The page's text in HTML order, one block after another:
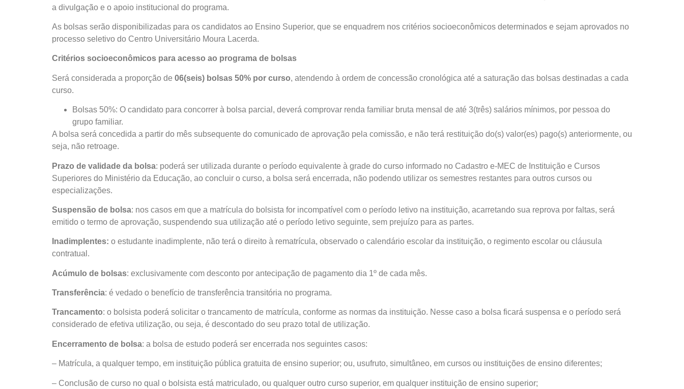
a divulgação e o apoio institucional do programa.
As bolsas serão disponibilizadas para os candidatos ao Ensino Superior, que se enquadrem nos critérios socioeconômicos determinados e sejam aprovados no
processo seletivo do Centro Universitário Moura Lacerda.
Critérios socioeconômicos para acesso ao programa de bolsas
Será considerada a proporção de 06(seis) bolsas 50% por curso, atendendo à ordem de concessão cronológica até a saturação das bolsas destinadas a cada
curso.
Bolsas 50%: O candidato para concorrer à bolsa parcial, deverá comprovar renda familiar bruta mensal de até 3(três) salários mínimos, por pessoa do
grupo familiar.
A bolsa será concedida a partir do mês subsequente do comunicado de aprovação pela comissão, e não terá restituição do(s) valor(es) pago(s) anteriormente, ou
seja, não retroage.
Prazo de validade da bolsa: poderá ser utilizada durante o período equivalente à grade do curso informado no Cadastro e-MEC de Instituição e Cursos
Superiores do Ministério da Educação, ao concluir o curso, a bolsa será encerrada, não podendo utilizar os semestres restantes para outros cursos ou
especializações.
Suspensão de bolsa: nos casos em que a matrícula do bolsista for incompatível com o período letivo na instituição, acarretando sua reprova por faltas, será
emitido o termo de aprovação, suspendendo sua utilização até o período letivo seguinte, sem prejuízo para as partes.
Inadimplentes: o estudante inadimplente, não terá o direito à rematrícula, observado o calendário escolar da instituição, o regimento escolar ou cláusula
contratual.
Acúmulo de bolsas: exclusivamente com desconto por antecipação de pagamento dia 1º de cada mês.
Transferência: é vedado o benefício de transferência transitória no programa.
Trancamento: o bolsista poderá solicitar o trancamento de matrícula, conforme as normas da instituição. Nesse caso a bolsa ficará suspensa e o período será
considerado de efetiva utilização, ou seja, é descontado do seu prazo total de utilização.
Encerramento de bolsa: a bolsa de estudo poderá ser encerrada nos seguintes casos:
– Matrícula, a qualquer tempo, em instituição pública gratuita de ensino superior; ou, usufruto, simultâneo, em cursos ou instituições de ensino diferentes;
– Conclusão de curso no qual o bolsista está matriculado, ou qualquer outro curso superior, em qualquer instituição de ensino superior;